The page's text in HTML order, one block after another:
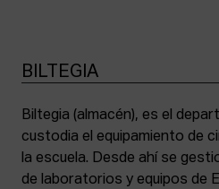
BILTEGIA
Biltegia (almacén), es el
custodia el equipamiento de
la escuela. Desde ahí se
de laboratorios y equipos de